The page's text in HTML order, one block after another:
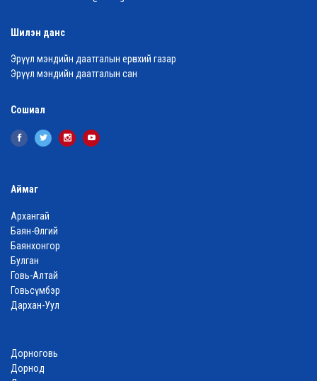
Шилэн данс
Эрүүл мэндийн даатгалын ерөнхий газар
Эрүүл мэндийн даатгалын сан
Сошиал
Аймаг
Архангай
Баян-Өлгий
Баянхонгор
Булган
Говь-Алтай
Говьсүмбэр
Дархан-Уул
Дорноговь
Дорнод